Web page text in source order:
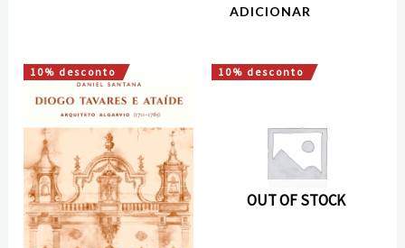
ADICIONAR
10% desconto
O
preço
original
era:
16,00 €.
O
preço
atual
é:
14,40 €.
10% desconto
OUT OF STOCK
O
era:
32,50 €.
O
é:
29,25 €.